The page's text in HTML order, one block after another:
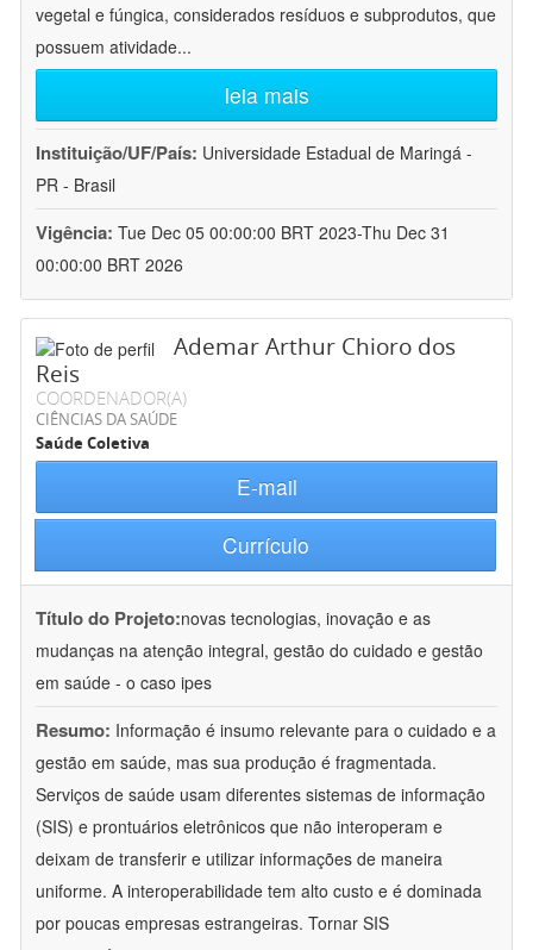
vegetal e fúngica, considerados resíduos e subprodutos, que
possuem atividade...
leia mais
Instituição/UF/País: Universidade Estadual de Maringá -
PR - Brasil
Vigência: Tue Dec 05 00:00:00 BRT 2023-Thu Dec 31
00:00:00 BRT 2026
Ademar Arthur Chioro dos
Reis
COORDENADOR(A)
CIÊNCIAS DA SAÚDE
Saúde Coletiva
E-mail
Currículo
Título do Projeto:novas tecnologias, inovação e as
mudanças na atenção integral, gestão do cuidado e gestão
em saúde - o caso ipes
Resumo: Informação é insumo relevante para o cuidado e a
gestão em saúde, mas sua produção é fragmentada.
Serviços de saúde usam diferentes sistemas de informação
(SIS) e prontuários eletrônicos que não interoperam e
deixam de transferir e utilizar informações de maneira
uniforme. A interoperabilidade tem alto custo e é dominada
por poucas empresas estrangeiras. Tornar SIS